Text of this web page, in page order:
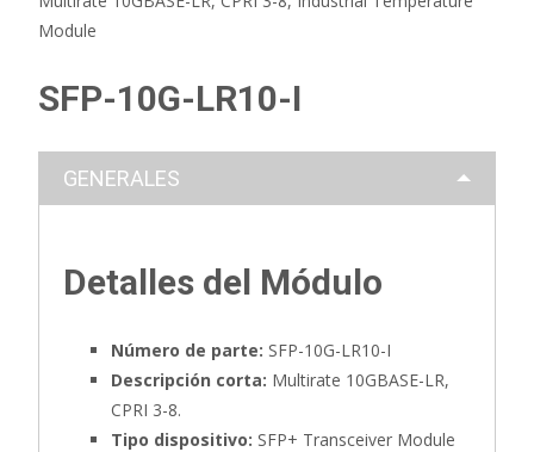
Module
SFP-10G-LR10-I
GENERALES
Detalles del Módulo
Número de parte: SFP-10G-LR10-I
Descripción corta: Multirate 10GBASE-LR,
CPRI 3-8.
Tipo dispositivo: SFP+ Transceiver Module